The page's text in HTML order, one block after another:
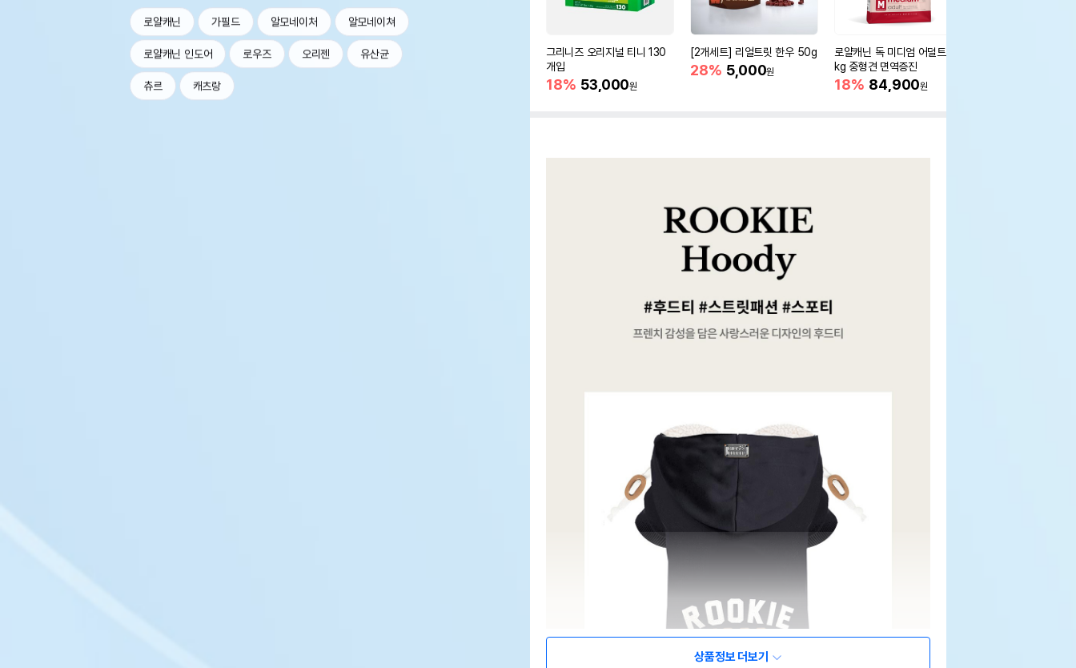
로얄캐닌 가필드 알모네이처 알모네이쳐
로얄캐닌 인도어 로우즈 오리젠 유산균
츄르 캐츠랑
그리니즈 오리지널 티니 130
개입
18% 53,000원
[2개세트] 리얼트릿 한우 50g
28% 5,000원
로얄캐닌 독 미디엄 어덜트 10
kg 중형견 면역증진
18% 84,900원
상품정보 더보기